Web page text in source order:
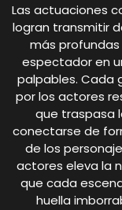
Las actuaciones
logran transmitir
más
espectador en
palpables. Cada
por los actores
que traspasa
conectarse de
de los
actores eleva la
que cada
huella